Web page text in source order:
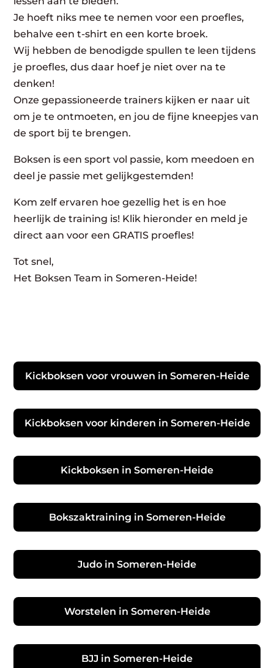
Je hoeft niks mee te nemen voor een proefles,
behalve een t-shirt en een korte broek.
Wij hebben de benodigde spullen te leen tijdens
je proefles, dus daar hoef je niet over na te
denken!
Onze gepassioneerde trainers kijken er naar uit
om je te ontmoeten, en jou de fijne kneepjes van
de sport bij te brengen.
Boksen is een sport vol passie, kom meedoen en
deel je passie met gelijkgestemden!
Kom zelf ervaren hoe gezellig het is en hoe
heerlijk de training is! Klik hieronder en meld je
direct aan voor een GRATIS proefles!
Tot snel,
Het Boksen Team in Someren-Heide!
Kickboksen voor vrouwen in Someren-Heide
Kickboksen voor kinderen in Someren-Heide
Kickboksen in Someren-Heide
Bokszaktraining in Someren-Heide
Judo in Someren-Heide
Worstelen in Someren-Heide
BJJ in Someren-Heide